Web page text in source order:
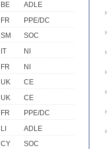
BE
ADLE
FR
PPE/DC
SM
SOC
IT
NI
FR
NI
UK
CE
UK
CE
FR
PPE/DC
LI
ADLE
CY
SOC